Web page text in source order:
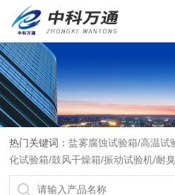
热门关键词：盐雾腐蚀试验箱/高温试
化试验箱/鼓风干燥箱/振动试验机/耐